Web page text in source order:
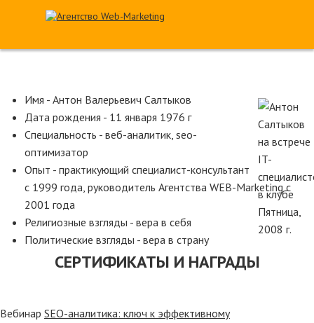
Имя - Антон Валерьевич Салтыков
Дата рождения - 11 января 1976 г
Специальность - веб-аналитик, seo-
оптимизатор
Опыт - практикующий специалист-консультант
с 1999 года, руководитель Агентства WEB-Marketing с
2001 года
Религиозные взгляды - вера в себя
Политические взгляды - вера в страну
СЕРТИФИКАТЫ И НАГРАДЫ
Вебинар SEO-аналитика: ключ к эффективному